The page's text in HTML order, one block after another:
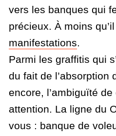
vers les banques qui
précieux. À moins
manifestations.
Parmi les graffitis qui
du fait de l’absorption
encore, l’ambiguïté
attention. La ligne du
vous : banque de